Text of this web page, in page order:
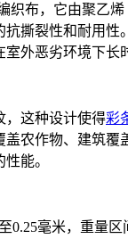
织布，它由聚乙烯
撕裂性和耐用性
外恶劣环境下长
，这种设计使得彩
农作物、建筑覆
能。
0.25毫米，重量区